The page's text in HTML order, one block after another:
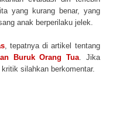
yang kurang benar, yang
anak berperilaku jelek.
, tepatnya di artikel tentang
Buruk Orang Tua. Jika
silahkan berkomentar.